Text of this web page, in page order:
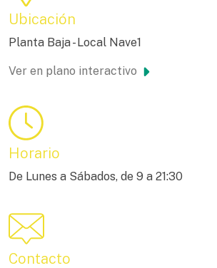
Ubicación
Planta Baja - Local Nave1
Ver en plano interactivo
Horario
De Lunes a Sábados, de 9 a 21:30
Contacto